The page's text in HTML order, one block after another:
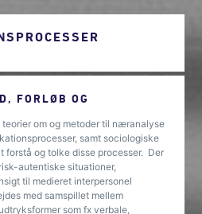
FORLØB OG
om og metoder til næranalyse
samt sociologiske
forstå og tolke disse processer. Der
autentiske situationer,
til medieret interpersonel
med samspillet mellem
som fx verbale,